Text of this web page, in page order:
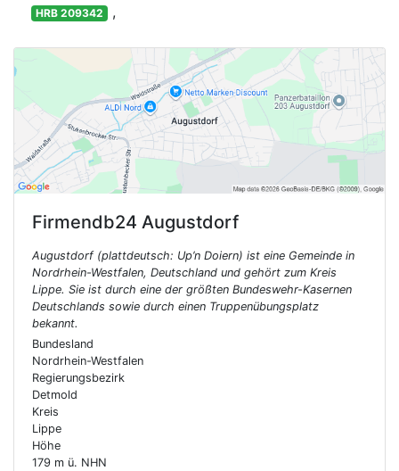
HRB 209342 ,
Firmendb24 Augustdorf
Augustdorf (plattdeutsch: Up’n Doiern) ist eine Gemeinde in
Nordrhein-Westfalen, Deutschland und gehört zum Kreis
Lippe. Sie ist durch eine der größten Bundeswehr-Kasernen
Deutschlands sowie durch einen Truppenübungsplatz
bekannt.
Bundesland
Nordrhein-Westfalen
Regierungsbezirk
Detmold
Kreis
Lippe
Höhe
179 m ü. NHN